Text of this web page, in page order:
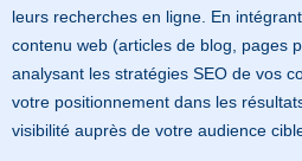
leurs recherches en ligne. En
contenu web (articles de blog, pages
analysant les stratégies SEO de vos
votre positionnement dans les
visibilité auprès de votre audience